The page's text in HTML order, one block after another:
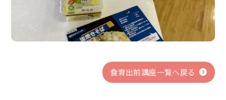
食育出前講座一覧へ戻る